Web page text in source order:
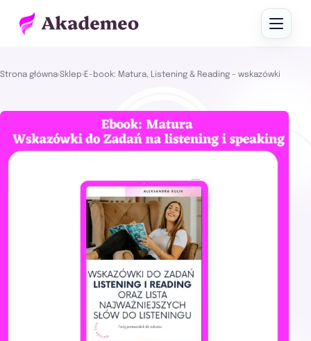
Strona główna›Sklep›E-book: Matura, Listening & Reading – wskazówki i